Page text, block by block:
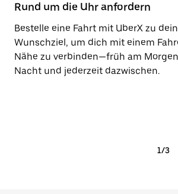
Rund um die Uhr anfordern
Bestelle eine Fahrt mit UberX zu
Wunschziel, um dich mit einem
Nähe zu verbinden—früh am
Nacht und jederzeit dazwischen.
1/3